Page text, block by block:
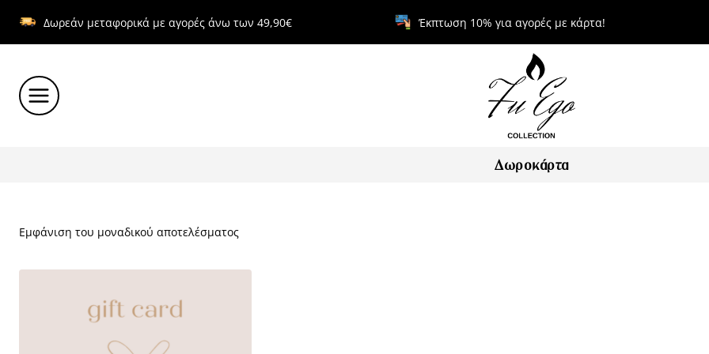
content
Δωρεάν μεταφορικά με αγορές άνω των 49,90€ Έκπτωση 10% για αγορές με κάρτα!
Δωροκάρτα
Εμφάνιση του μοναδικού αποτελέσματος